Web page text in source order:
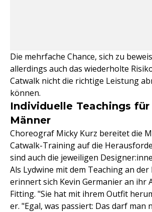
Die mehrfache Chance, sich zu
allerdings auch das wiederholte
Catwalk nicht die richtige Leistung
können.
Individuelle Teachings für
Männer
Choreograf Micky Kurz bereitet die
Catwalk-Training auf die
sind auch die jeweiligen
Als Lydwine mit dem Teaching an der
erinnert sich Kevin Germanier an ihr
Fitting. "Sie hat mit ihrem Outfit
er. "Egal, was passiert: Das darf man